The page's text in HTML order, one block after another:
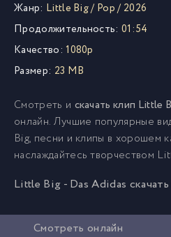
Жанр: Little Big/ Pop/ 2026
Продолжительность: 01:54
Качество: 1080p
Размер: 23 MB
Смотреть и скачать клип Little
онлайн. Лучшие популярные
Big, песни и клипы в хорошем
наслаждайтесь творчеством
Little Big - Das Adidas скачать
Смотреть онлайн